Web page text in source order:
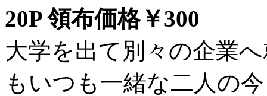
20P 領布価格￥300
大学を出て別々の企業
もいつも一緒な二人の